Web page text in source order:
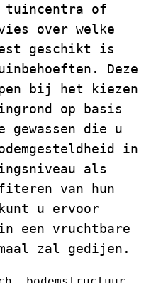
of
over welke
geschikt is
Deze
bij het kiezen
op basis
gewassen die u
in
als
van hun
u ervoor
een vruchtbare
zal gedijen.